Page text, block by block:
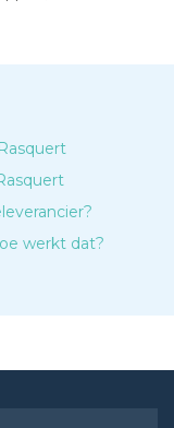
werkt dat?